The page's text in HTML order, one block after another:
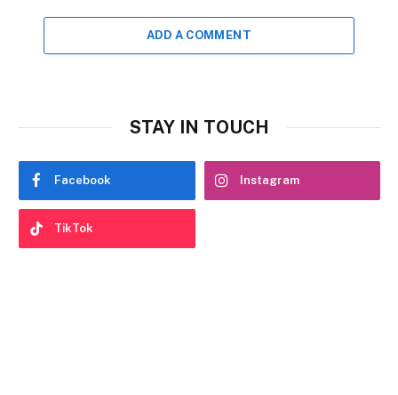
ADD A COMMENT
STAY IN TOUCH
Facebook Instagram
TikTok